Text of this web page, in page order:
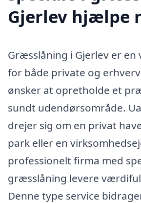
Gjerlev hjælpe
Græsslåning i Gjerlev er en
for både private og
ønsker at opretholde et
sundt udendørsområde.
drejer sig om en privat
park eller en
professionelt firma med
græsslåning levere
Denne type service